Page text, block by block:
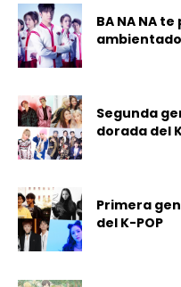
BA NA NA
Segunda
dorada del
Primera
del K-POP